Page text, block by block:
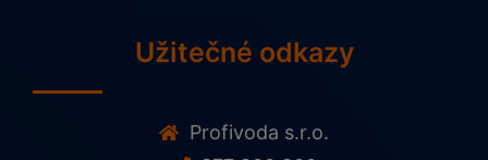
Užitečné odkazy
Profivoda s.r.o.